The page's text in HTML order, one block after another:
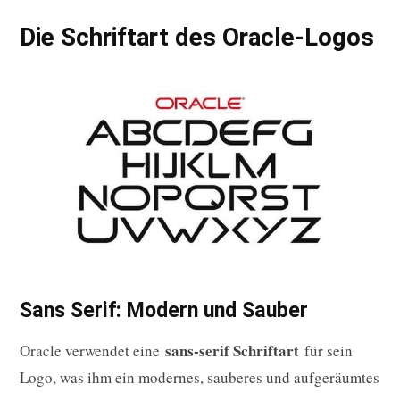
Die Schriftart des Oracle-Logos
Sans Serif: Modern und Sauber
Oracle verwendet eine sans-serif Schriftart für sein
Logo, was ihm ein modernes, sauberes und aufgeräumtes